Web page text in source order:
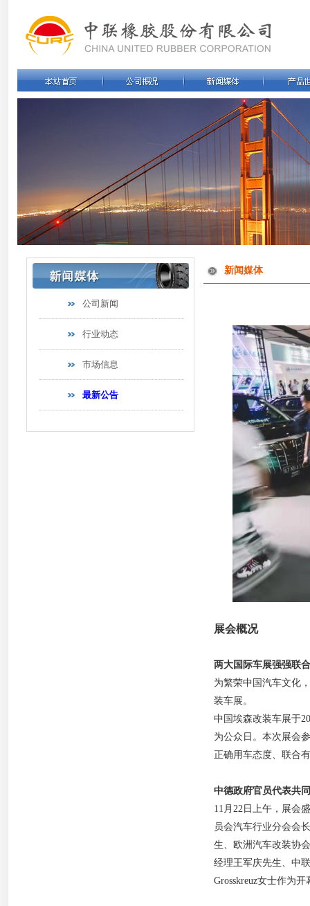
公司新闻
行业动态
市场信息
最新公告
新闻媒体
展会概况
两大国际车展强强联
为繁荣中国汽车文化
装车展。
中国埃森改装车展于
为公众日。本次展会
正确用车态度、联合
中德政府官员代表共
11月22日上午，展会
员会汽车行业分会会
生、欧洲汽车改装协
经理王军庆先生、中
Grosskreuz女士作为